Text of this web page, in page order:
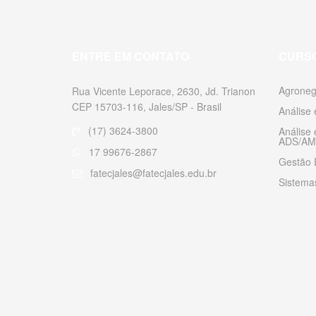
Rua Vicente Leporace, 2630, Jd. Trianon
CEP 15703-116, Jales/SP - Brasil
(17) 3624-3800
17 99676-2867
fatecjales@fatecjales.edu.br
Análise
Análise
ADS/
Gestão